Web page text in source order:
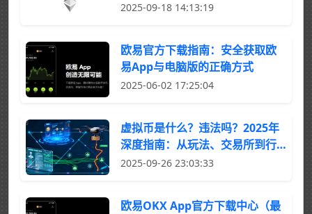
下载与排行榜（2025）
2025-09-18 14:13:19
欧易官方下载指南：安全获取欧
易App与电脑版的正确方式
2025-06-02 17:25:04
虚拟币是什么？违法吗？2025年
深度指南：从玩法、交易所到行
情分析
2025-09-26 23:03:33
欧易OKX App官方下载中心（最